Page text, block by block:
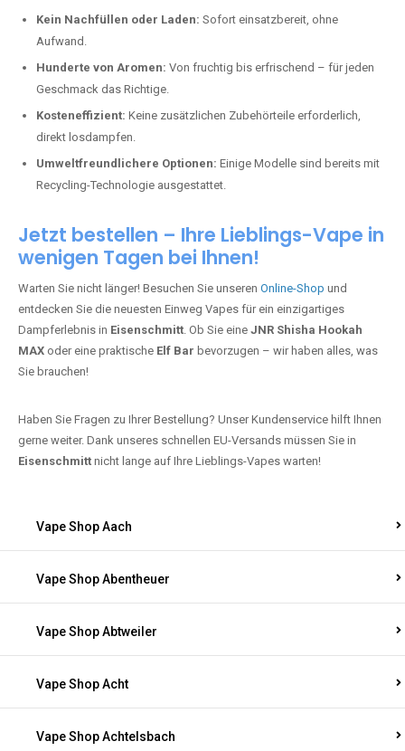
Kein Nachfüllen oder Laden: Sofort einsatzbereit, ohne
Aufwand.
Hunderte von Aromen: Von fruchtig bis erfrischend – für jeden
Geschmack das Richtige.
Kosteneffizient: Keine zusätzlichen Zubehörteile erforderlich,
direkt losdampfen.
Umweltfreundlichere Optionen: Einige Modelle sind bereits mit
Recycling-Technologie ausgestattet.
Jetzt bestellen – Ihre Lieblings-Vape in
wenigen Tagen bei Ihnen!
Warten Sie nicht länger! Besuchen Sie unseren Online-Shop und
entdecken Sie die neuesten Einweg Vapes für ein einzigartiges
Dampferlebnis in Eisenschmitt. Ob Sie eine JNR Shisha Hookah
MAX oder eine praktische Elf Bar bevorzugen – wir haben alles, was
Sie brauchen!
Haben Sie Fragen zu Ihrer Bestellung? Unser Kundenservice hilft Ihnen
gerne weiter. Dank unseres schnellen EU-Versands müssen Sie in
Eisenschmitt nicht lange auf Ihre Lieblings-Vapes warten!
Vape Shop Aach
Vape Shop Abentheuer
Vape Shop Abtweiler
Vape Shop Acht
Vape Shop Achtelsbach